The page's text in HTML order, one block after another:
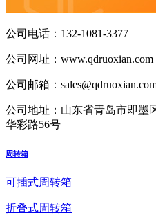
公司电话： 132-1081-3377
公司网址： www.qdruoxian.com
公司邮箱：
公司地址： 山东省青岛市即墨
华彩路56号
周转箱
可插式周转箱
折叠式周转箱